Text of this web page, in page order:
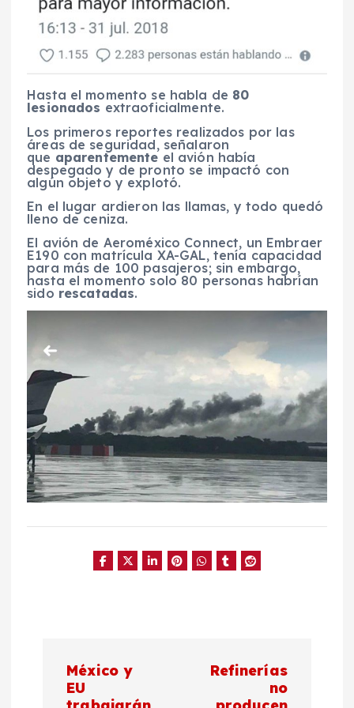
Hasta el momento se habla de 80
lesionados extraoficialmente.
Los primeros reportes realizados por las
áreas de seguridad, señalaron
que aparentementeel avión había
despegado y de pronto se impactó con
algún objeto y explotó.
En el lugar ardieron las llamas, y todo quedó
lleno de ceniza.
El avión de Aeroméxico Connect, un Embraer
E190 con matrícula XA-GAL, tenía capacidad
para más de 100 pasajeros; sin embargo,
hasta el momento solo 80 personas habrían
sido rescatadas.
México y
EU
Refinerías
no